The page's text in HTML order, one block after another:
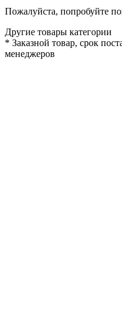
Пожалуйста, попробуйте
Другие товары категории
* Заказной товар, срок
менеджеров